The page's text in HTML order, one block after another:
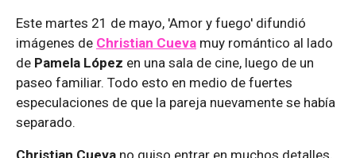
Este martes 21 de mayo, 'Amor y fuego' difundió
imágenes de Christian Cueva muy romántico al lado
de Pamela López en una sala de cine, luego de un
paseo familiar. Todo esto en medio de fuertes
especulaciones de que la pareja nuevamente se había
separado.